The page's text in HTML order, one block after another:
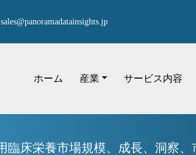
sales@panoramadatainsights.jp
ホーム 産業 サービス内容
臨床栄養市場規模、成長、洞察